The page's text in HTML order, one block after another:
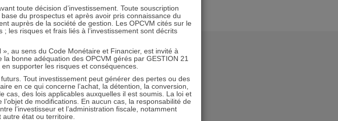
newsletters
toute décision d’investissement. Toute souscription
du prospectus et après avoir pris connaissance du
auprès de la société de gestion. Les OPCVM cités sur le
les risques et frais liés à l’investissement sont décrits
au sens du Code Monétaire et Financier, est invité à
bonne adéquation des OPCVM gérés par GESTION 21
supporter les risques et conséquences.
Tout investissement peut générer des pertes ou des
en ce qui concerne l’achat, la détention, la conversion,
cas, des lois applicables auxquelles il est soumis. La loi et
de modifications. En aucun cas, la responsabilité de
l’investisseur et l’administration fiscale, notamment
état ou territoire.